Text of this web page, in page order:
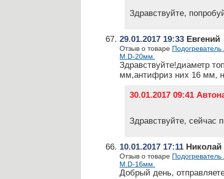
Здравствуйте,
29.01.2017 19:33 Евгений
Отзыв о товаре
М.D-20мм.
Здравствуйте!диаметр
мм,антифриз них 16 мм,
30.01.2017 09:41
Здравствуйте, сейчас
10.01.2017 17:11 Николай
Отзыв о товаре
М.D-16мм.
Добрый день,